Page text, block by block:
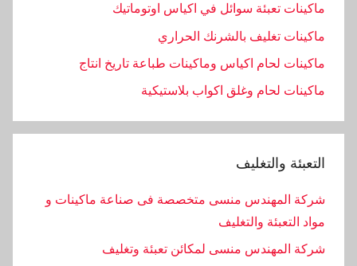
ماكينات تعبئة سوائل في اكياس اوتوماتيك
ماكينات تغليف بالشرنك الحراري
ماكينات لحام اكياس وماكينات طباعة تاريخ انتاج
ماكينات لحام وغلق اكواب بلاستيكية
التعبئة والتغليف
شركة المهندس منسى متخصصة فى صناعة ماكينات و
مواد التعبئة والتغليف
شركة المهندس منسى لمكائن تعبئة وتغليف